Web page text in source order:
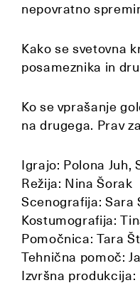
nepovratno
Kako se svetovna
posameznika in
Ko se vprašanje
na drugega. Prav
Igrajo: Polona Juh,
Režija: Nina Šorak
Scenografija: Sara
Kostumografija:
Pomočnica: Tara
Tehnična pomoč:
Izvršna